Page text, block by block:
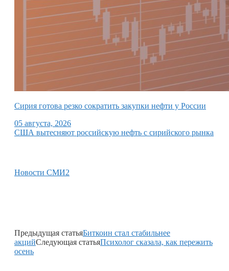
Сирия готова резко сократить закупки нефти у России
05 августа, 2026
США вытесняют российскую нефть с сирийского рынка
Новости СМИ2
Предыдущая статьяБиткоин стал стабильнее
акцийСледующая статьяПсихолог сказала, как пережить
осень